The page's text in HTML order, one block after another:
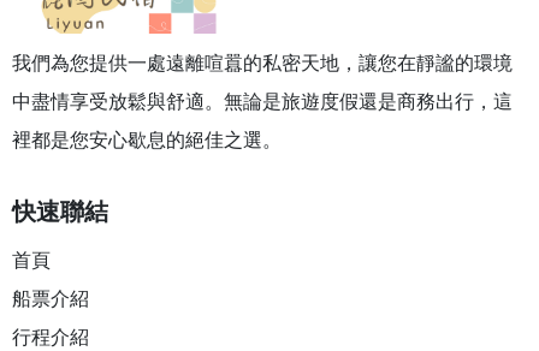
我們為您提供一處遠離喧囂的私密天地，讓您在靜謐的環境
中盡情享受放鬆與舒適。無論是旅遊度假還是商務出行，這
裡都是您安心歇息的絕佳之選。
快速聯結
首頁
船票介紹
行程介紹